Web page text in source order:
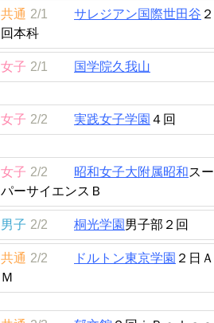
共通 2/1 サレジアン国際世田谷 ２
回本科
女子 2/1 国学院久我山
女子 2/2 実践女子学園 ４回
女子 2/2 昭和女子大附属昭和スー
パーサイエンスＢ
男子 2/2 桐光学園 男子部２回
共通 2/2 ドルトン東京学園 ２日Ａ
Ｍ